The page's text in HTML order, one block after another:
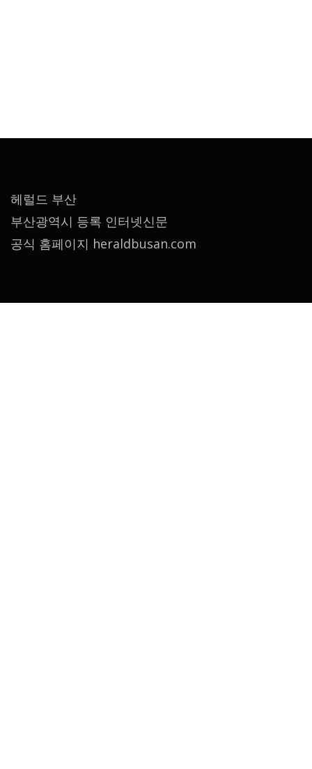
헤럴드 부산
부산광역시 등록 인터넷신문
공식 홈페이지 heraldbusan.com